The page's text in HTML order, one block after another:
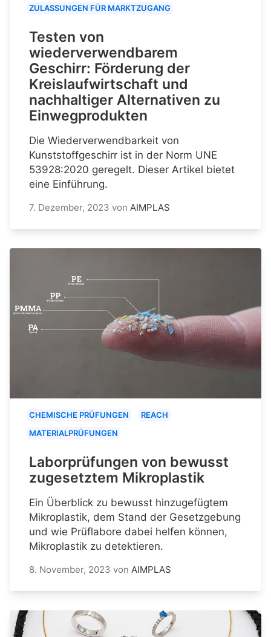
ZULASSUNGEN FÜR MARKTZUGANG
Testen von
wiederverwendbarem
Geschirr: Förderung der
Kreislaufwirtschaft und
nachhaltiger Alternativen zu
Einwegprodukten
Die Wiederverwendbarkeit von
Kunststoffgeschirr ist in der Norm UNE
53928:2020 geregelt. Dieser Artikel bietet
eine Einführung.
7. Dezember, 2023 von AIMPLAS
CHEMISCHE PRÜFUNGEN
REACH
MATERIALPRÜFUNGEN
Laborprüfungen von bewusst
zugesetztem Mikroplastik
Ein Überblick zu bewusst hinzugefügtem
Mikroplastik, dem Stand der Gesetzgebung
und wie Prüflabore dabei helfen können,
Mikroplastik zu detektieren.
8. November, 2023 von AIMPLAS